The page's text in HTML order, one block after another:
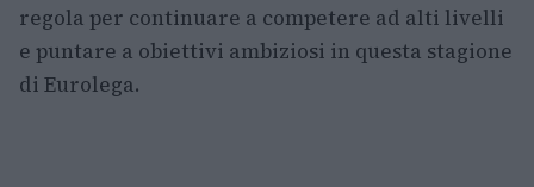
regola per continuare a competere ad alti livelli
e puntare a obiettivi ambiziosi in questa stagione
di Eurolega.